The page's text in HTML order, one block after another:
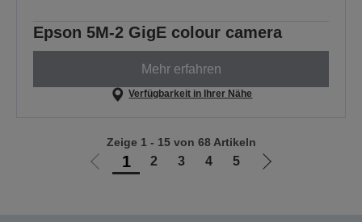
Epson 5M-2 GigE colour camera
Mehr erfahren
Verfügbarkeit in Ihrer Nähe
Zur
1 2 3 4 5
Zur
Zeige 1 - 15 von 68 Artikeln